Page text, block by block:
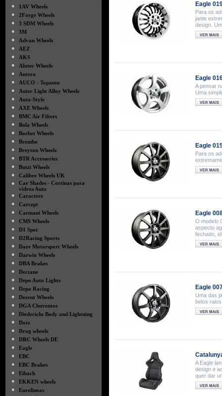
●
1AV Wheels
●
2Forge Wheels
●
3 SDM Wheels
●
3M
●
Advan Wheels
●
AEZ
●
AKS
●
Alutec Wheels
●
Antera
●
AUCO - Topauto
●
Autec Light Alloy Wheels
●
Auto-Style
●
AXE Wheels
●
BMC Air Filters
●
Bola Wheels
●
Borbet Wheels
●
Brembo
●
Breyton Wheels
●
BTR Accessories
●
Butzi Wheels
●
Calibre Wheels UK
●
Car Shades - Cortinas para
vidros Auto
●
Caractere
●
Carcept
●
Carmani Wheels
●
CMS Wheels
●
D1 Spec
●
D2Racing Sports
●
Dare Motorsport Wheels
●
Darwin Wheels
●
DBA Brakes
●
Dectane
●
Depo Auto Lights
●
Depo Racing
●
Dezent Wheels
●
DGA Chuventos
●
Diederichs Body and Lightning
●
Dotz
●
Drag wheels
●
DRC Wheels DE
●
Eagle
●
EBC
●
EBC Brakes
●
Eibach
●
EKKEN wheels
●
Eurolineas
Eagle
Para os
jante
design.
Eagle
A pensar
Uma
Eagle
Para os
Eagle
O modelo
aspecto
fechado,
Eagle
Uma das
belos
A Eagle
design e
quer dar